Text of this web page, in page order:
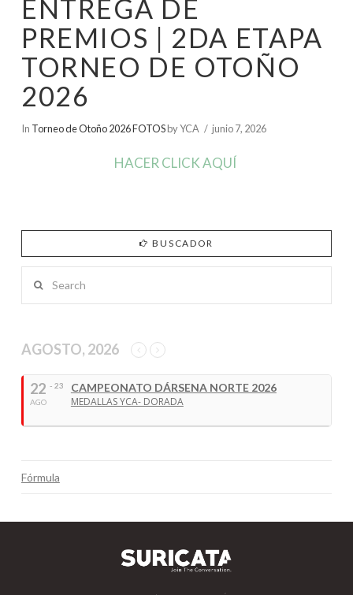
ENTREGA DE
PREMIOS | 2DA ETAPA
TORNEO DE OTOÑO
2026
In Torneo de Otoño 2026 FOTOSby YCA junio 7, 2026
HACER CLICK AQUÍ
BUSCADOR
AGOSTO, 2026
22
AGO
- 23
CAMPEONATO DÁRSENA NORTE 2026
MEDALLAS YCA- DORADA
Fórmula